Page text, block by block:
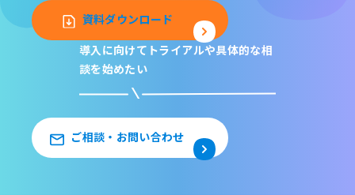
資料ダウンロード
導入に向けてトライアルや具体的な相
談を始めたい
ご相談・お問い合わせ